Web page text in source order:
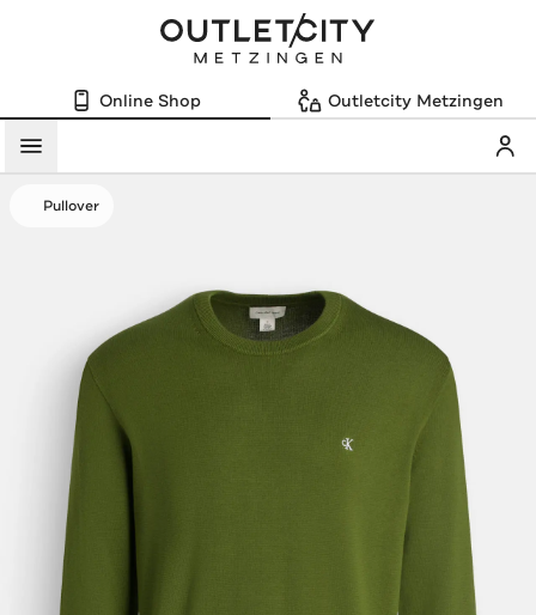
Online Shop Outletcity Metzingen
Menü
Pullover